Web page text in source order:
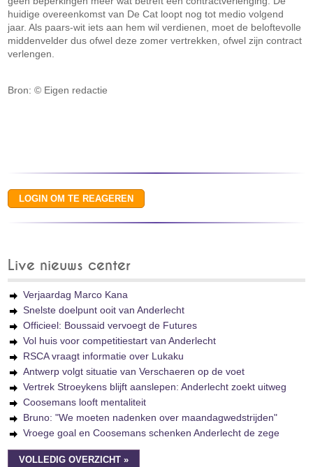
huidige overeenkomst van De Cat loopt nog tot medio volgend
jaar. Als paars-wit iets aan hem wil verdienen, moet de beloftevolle
middenvelder dus ofwel deze zomer vertrekken, ofwel zijn contract
verlengen.
Bron: © Eigen redactie
Live nieuws center
Verjaardag Marco Kana
Snelste doelpunt ooit van Anderlecht
Officieel: Boussaid vervoegt de Futures
Vol huis voor competitiestart van Anderlecht
RSCA vraagt informatie over Lukaku
Antwerp volgt situatie van Verschaeren op de voet
Vertrek Stroeykens blijft aanslepen: Anderlecht zoekt uitweg
Coosemans looft mentaliteit
Bruno: "We moeten nadenken over maandagwedstrijden"
Vroege goal en Coosemans schenken Anderlecht de zege
VOLLEDIG OVERZICHT »